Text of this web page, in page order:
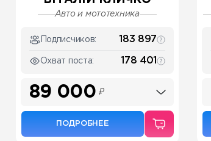
Авто и мототехника
Подписчиков: 183 897
Охват поста: 178 401
89 000₽
ПОДРОБНЕЕ